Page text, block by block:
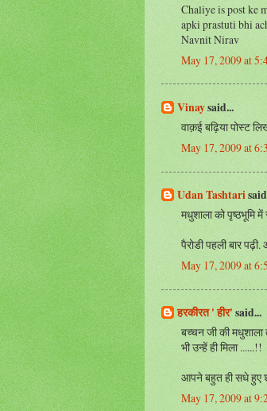
Chaliye is post ke
apki prastuti bhi
Navnit Nirav
May 17, 2009 at
Vinaysaid...
वाक़ई बढ़िया पोस्ट
May 17, 2009 at
Udan Tashtari
मधुशाला को
पैरोडी पहली बार
May 17, 2009 at
हरकीरत ' हीर' said...
बच्चन जी की मधुशाला
भी उन्हें ही मिला ......!!
आपने बहुत ही सधे हुए
May 17, 2009 at